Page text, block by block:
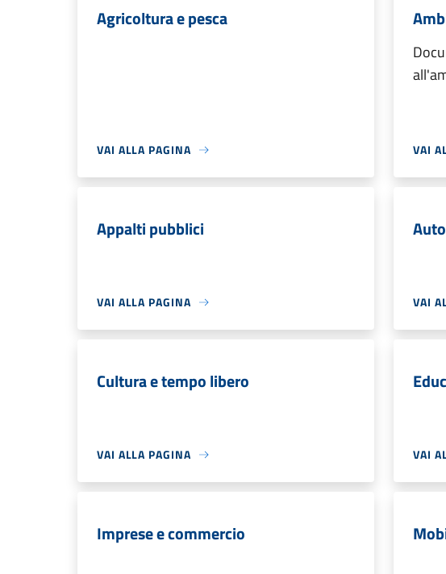
Agricoltura e pesca
VAI ALLA PAGINA VAI
Appalti pubblici
VAI ALLA PAGINA VAI
Cultura e tempo libero
VAI ALLA PAGINA VAI
Imprese e commercio